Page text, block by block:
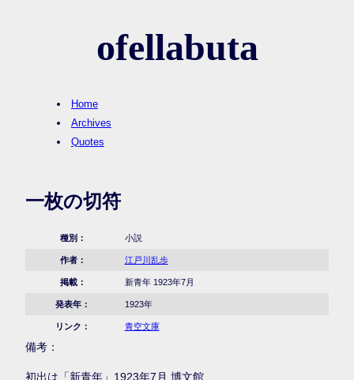
ofellabuta
Home
Archives
Quotes
一枚の切符
種別： 小説
作者： 江戸川乱歩
掲載： 新青年 1923年7月
発表年： 1923年
リンク： 青空文庫
備考：
初出は「新青年」1923年7月 博文館